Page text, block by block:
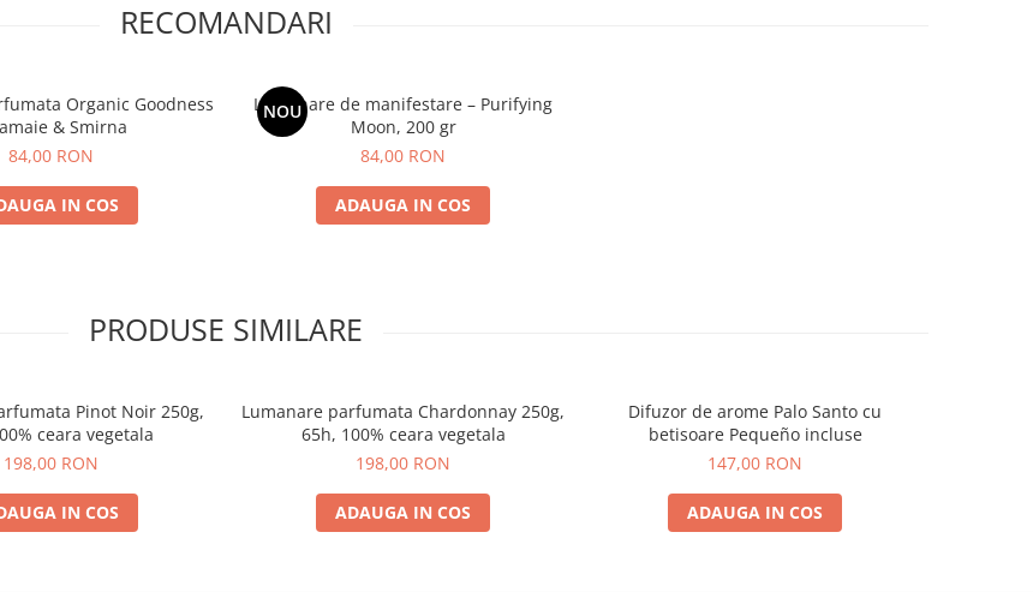
RECOMANDARI
Organic Goodness
& Smirna
84,00 RON
IN COS
NOU
Lumanare de manifestare – Purifying
Moon, 200 gr
84,00 RON
ADAUGA IN COS
PRODUSE SIMILARE
Pinot Noir 250g,
ceara vegetala
198,00 RON
IN COS
Lumanare parfumata Chardonnay 250g,
65h, 100% ceara vegetala
198,00 RON
ADAUGA IN COS
Difuzor de arome Palo Santo cu
betisoare Pequeño incluse
147,00 RON
ADAUGA IN COS